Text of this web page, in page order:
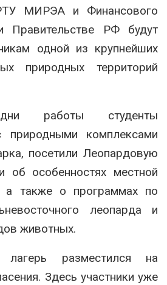
МИРЭА и Финансового
Правительстве РФ будут
одной из крупнейших
природных территорий
работы студенты
природными комплексами
посетили Леопардовую
об особенностях местной
также о программах по
леопарда и
животных.
лагерь разместился на
Здесь участники уже